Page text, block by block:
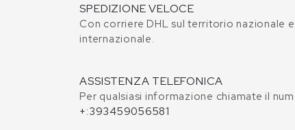
SPEDIZIONE VELOCE
Con corriere DHL sul territorio nazionale
internazionale.
ASSISTENZA TELEFONICA
Per qualsiasi informazione chiamate il
+:393459056581